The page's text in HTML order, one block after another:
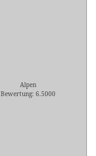
Alpen
Bewertung: 6.5000